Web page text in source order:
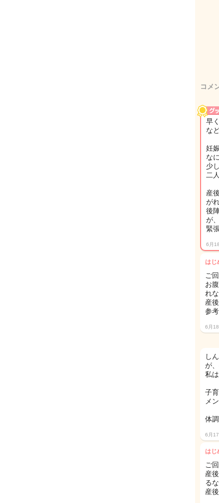
コメ
早
な
妊
な
少
二
産
が
後
が
緊
6月
はじ
ご
お
れ
産
参
6月18
し
が
私
子
メ
体
6月17
はじ
ご
産
る
産